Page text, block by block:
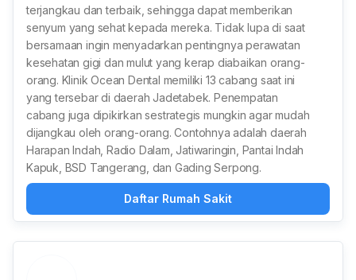
terjangkau dan terbaik, sehingga dapat memberikan
senyum yang sehat kepada mereka. Tidak lupa di saat
bersamaan ingin menyadarkan pentingnya perawatan
kesehatan gigi dan mulut yang kerap diabaikan orang-
orang. Klinik Ocean Dental memiliki 13 cabang saat ini
yang tersebar di daerah Jadetabek. Penempatan
cabang juga dipikirkan sestrategis mungkin agar mudah
dijangkau oleh orang-orang. Contohnya adalah daerah
Harapan Indah, Radio Dalam, Jatiwaringin, Pantai Indah
Kapuk, BSD Tangerang, dan Gading Serpong.
Daftar Rumah Sakit